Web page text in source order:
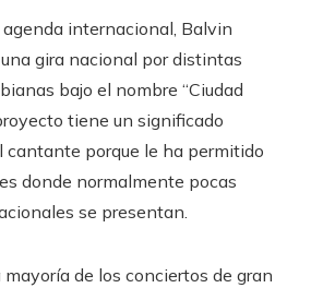
agenda internacional, Balvin
gira nacional por distintas
bajo el nombre “Ciudad
tiene un significado
cantante porque le ha permitido
donde normalmente pocas
se presentan.
mayoría de los conciertos de gran